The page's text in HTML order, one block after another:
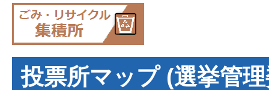
投票所マップ (選挙管